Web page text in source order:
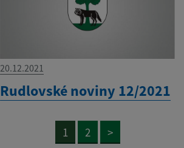
20.12.2021
Rudlovské noviny 12/2021
1 2 >